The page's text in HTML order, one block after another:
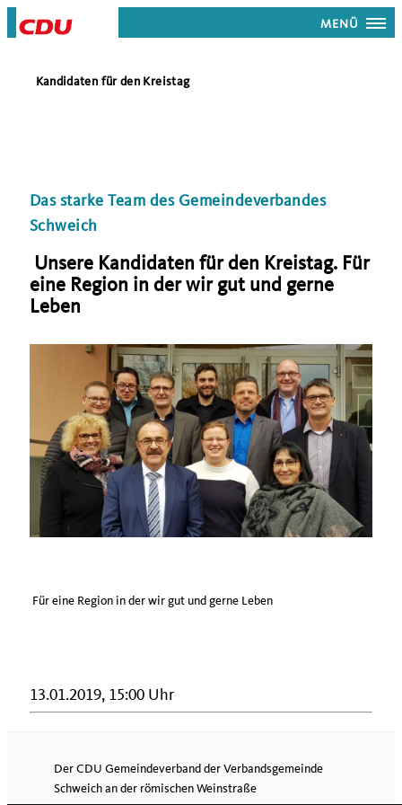
MENÜ
Kandidaten für den Kreistag
Das starke Team des Gemeindeverbandes
Schweich
Unsere Kandidaten für den Kreistag. Für
eine Region in der wir gut und gerne
Leben
Für eine Region in der wir gut und gerne Leben
13.01.2019, 15:00 Uhr
Der CDU Gemeindeverband der Verbandsgemeinde
Schweich an der römischen Weinstraße